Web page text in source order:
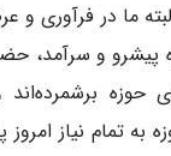
ما در فرآوری و
پیشرو و سرآمد،
حوزه
به تمام نیاز